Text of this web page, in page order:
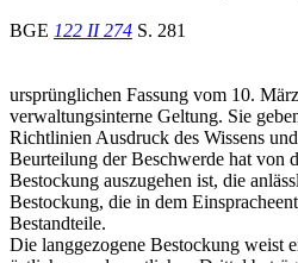
BGE 122 II 274 S. 281
ursprünglichen Fassung vom 10.
verwaltungsinterne Geltung. Sie
Richtlinien Ausdruck des Wissens
Beurteilung der Beschwerde hat von
Bestockung auszugehen ist, die
Bestockung, die in dem
Bestandteile.
Die langgezogene Bestockung weist